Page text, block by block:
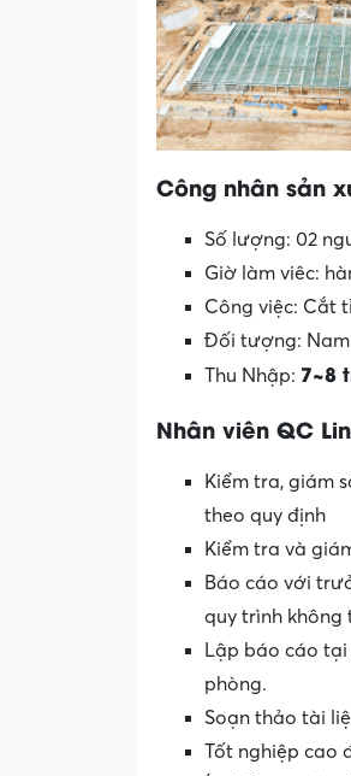
Công nhân sản
Số lượng: 02
Giờ làm viêc:
Công việc: Cắt
Đối tượng: Nam
Thu Nhập: 7~8
Nhân viên QC
Kiểm tra, giám
theo quy định
Kiểm tra và
Báo cáo với
quy trình không
Lập báo cáo
phòng.
Soạn thảo tài
Tốt nghiệp cao